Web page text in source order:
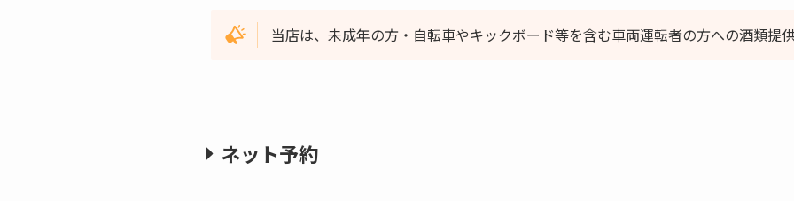
当店は、未成年の方・自転車やキックボード等を含む車両運転者の方への酒類提
ネット予約